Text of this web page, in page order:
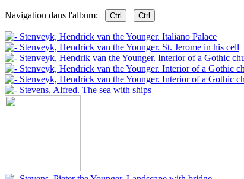
Navigation dans l'album: Ctrl Ctrl